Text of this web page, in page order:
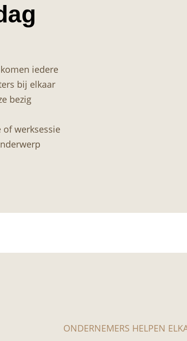
iedere
bij elkaar
bezig
werksessie
ONDERNEMERS HELPEN